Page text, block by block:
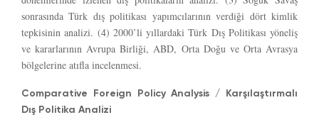
sonrasında Türk dış politikası yapımcılarının verdiği dört kimlik
tepkisinin analizi. (4) 2000’li yıllardaki Türk Dış Politikası yöneliş
ve kararlarının Avrupa Birliği, ABD, Orta Doğu ve Orta Avrasya
bölgelerine atıfla incelenmesi.
Comparative Foreign Policy Analysis / Karşılaştırmalı
Dış Politika Analizi